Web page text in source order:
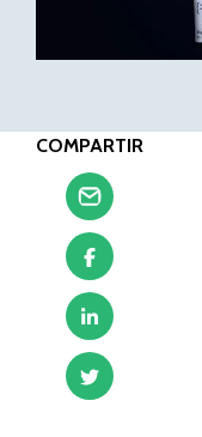
COMPARTIR